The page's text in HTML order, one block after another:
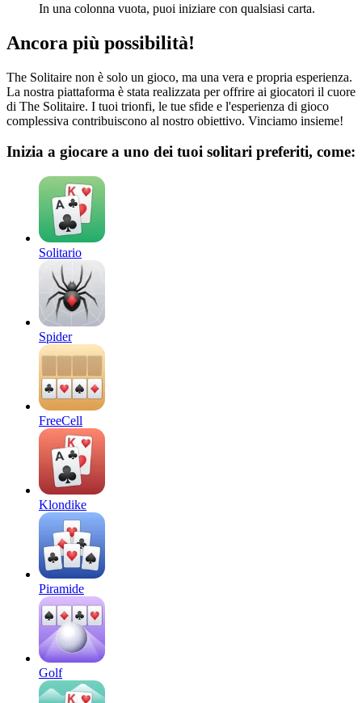
In una colonna vuota, puoi iniziare con qualsiasi carta.
Ancora più possibilità!
The Solitaire non è solo un gioco, ma una vera e propria esperienza.
La nostra piattaforma è stata realizzata per offrire ai giocatori il cuore
di The Solitaire. I tuoi trionfi, le tue sfide e l'esperienza di gioco
complessiva contribuiscono al nostro obiettivo. Vinciamo insieme!
Inizia a giocare a uno dei tuoi solitari preferiti, come:
Solitario
Spider
FreeCell
Klondike
Piramide
Golf